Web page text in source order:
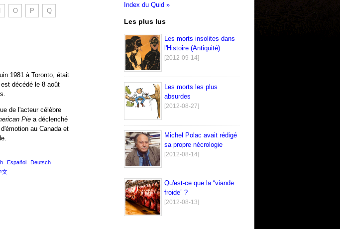
O P Q
1981 à Toronto, était
décédé le 8 août
de l'acteur célèbre
Pie a déclenché
au Canada et
Español
Deutsch
文
Index du Quid »
Les plus lus
Les morts insolites dans
l'Histoire (Antiquité)
[2012-09-14]
Les morts les plus
absurdes
[2012-08-27]
Michel Polac avait rédigé
sa propre nécrologie
[2012-08-14]
Qu'est-ce que la “viande
froide” ?
[2012-08-13]